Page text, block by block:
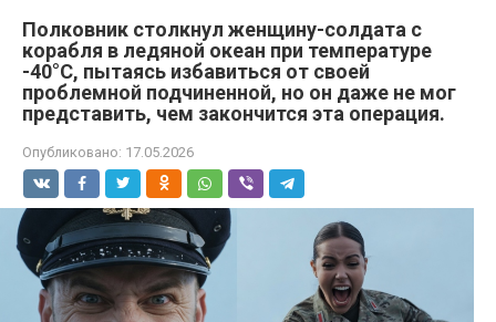
Полковник столкнул женщину-солдата с
корабля в ледяной океан при температуре
-40°C, пытаясь избавиться от своей
проблемной подчиненной, но он даже не мог
представить, чем закончится эта операция.
Опубликовано: 17.05.2026